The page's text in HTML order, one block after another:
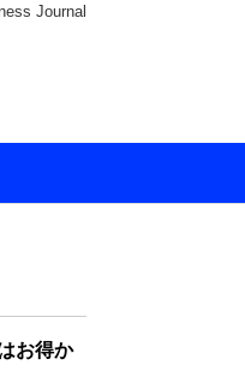
Journal
お得か